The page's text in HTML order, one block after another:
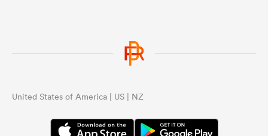
United States of America | US | NZ